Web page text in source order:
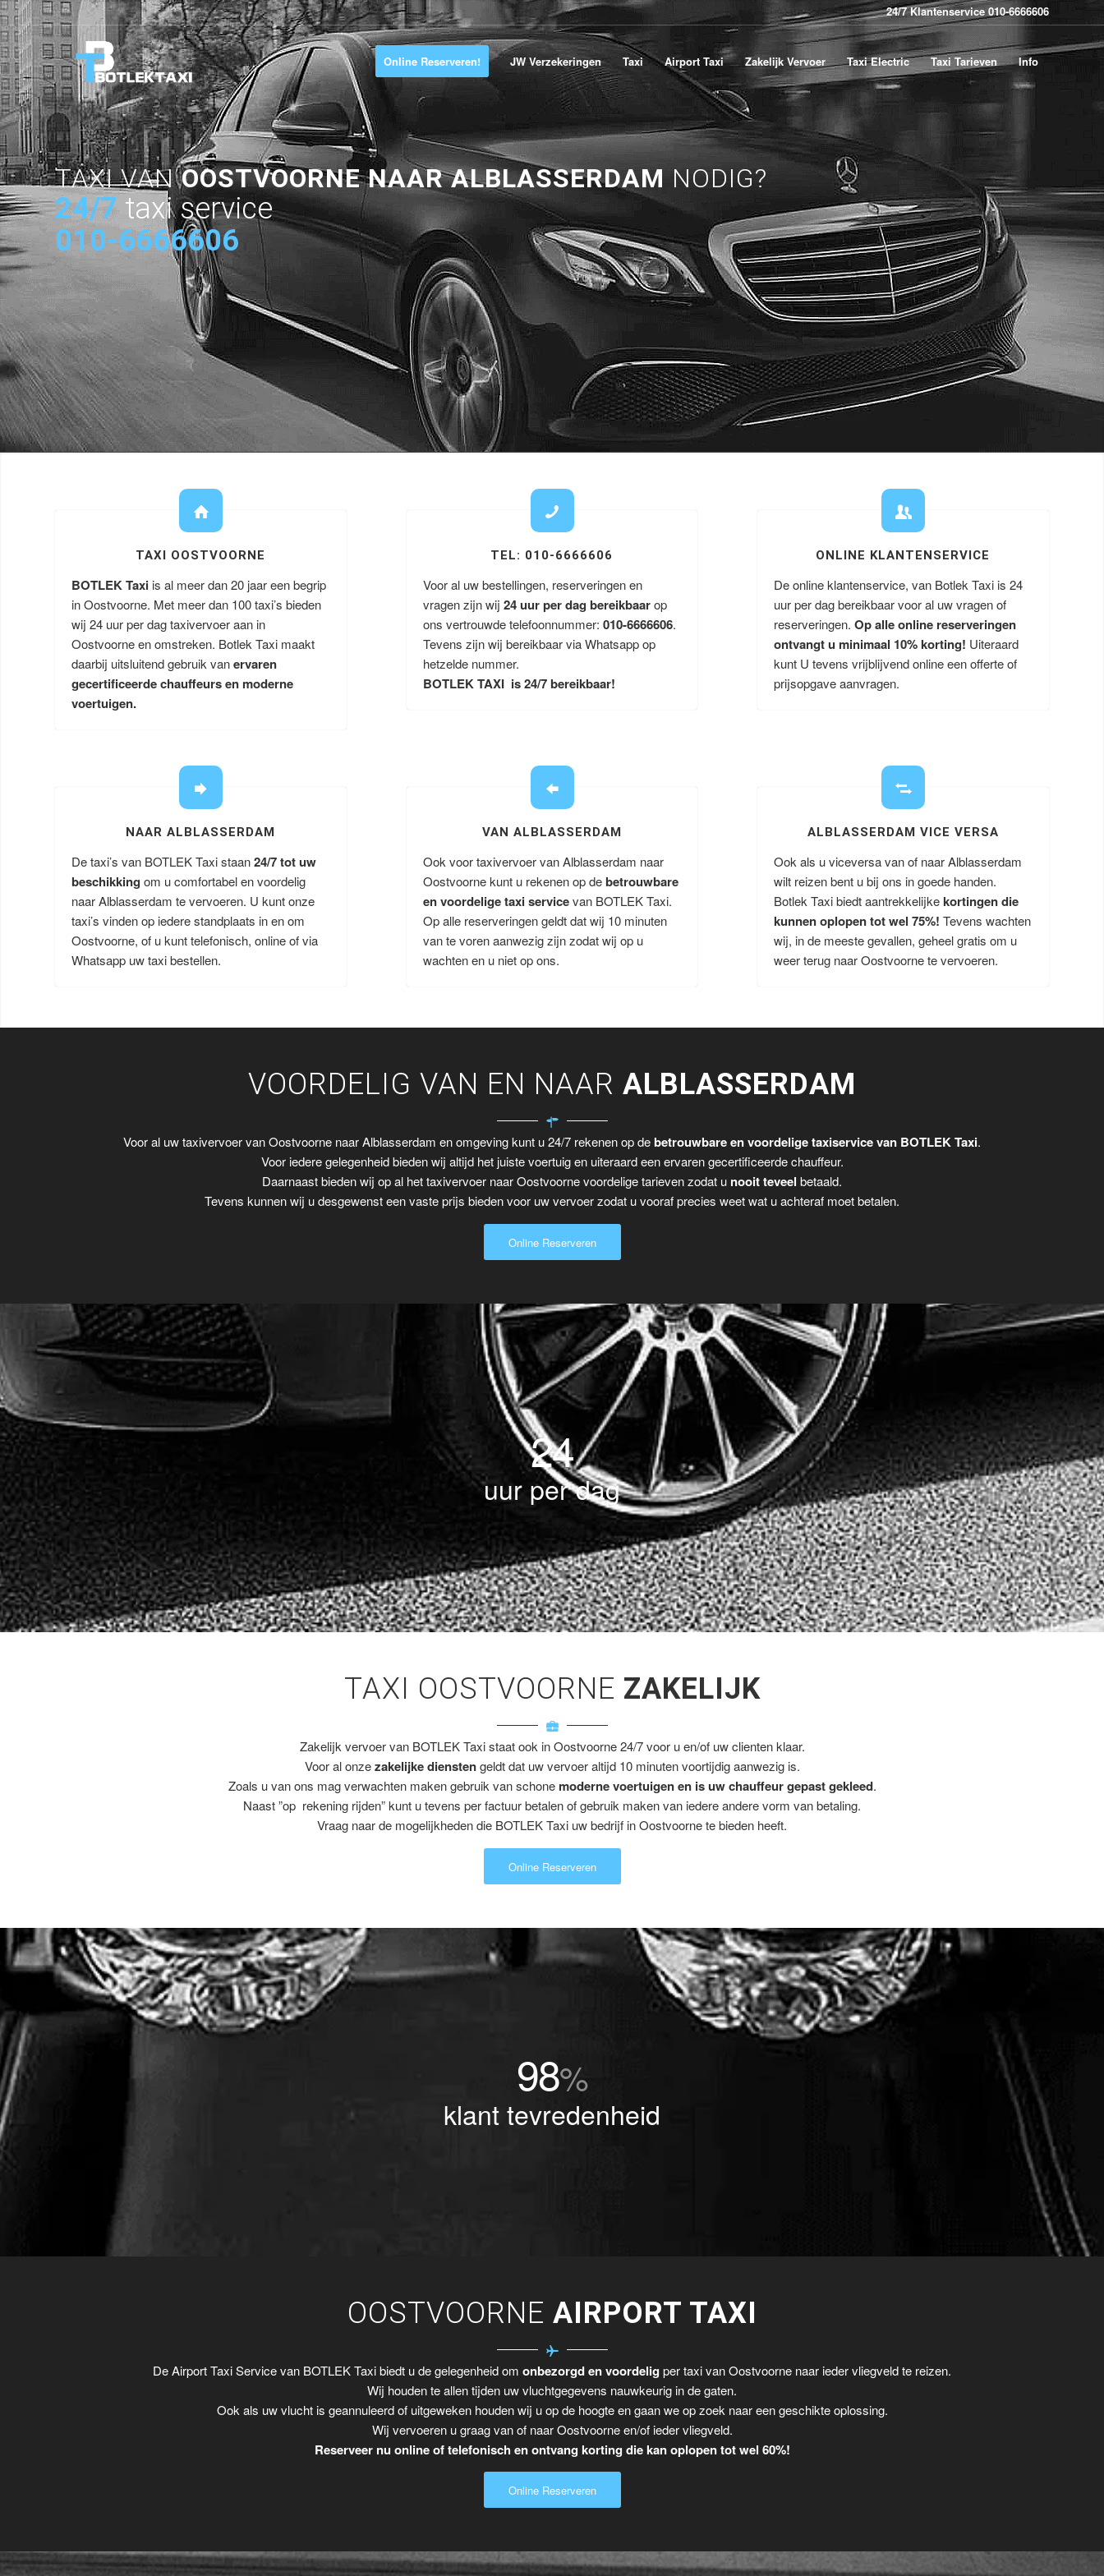
24/7 Klantenservice 010-6666606
Online Reserveren! JW Verzekeringen Taxi Airport Taxi Zakelijk Vervoer Taxi Electric Taxi Tarieven Info
TAXI VANOOSTVOORNE NAAR ALBLASSERDAM NODIG?
24/7 taxi service
010-6666606
TAXI OOSTVOORNE
BOTLEK Taxi is al meer dan 20 jaar een begrip
in Oostvoorne. Met meer dan 100 taxi’s bieden
wij 24 uur per dag taxivervoer aan in
Oostvoorne en omstreken. Botlek Taxi maakt
daarbij uitsluitend gebruik vanervaren
gecertificeerde chauffeurs en moderne
voertuigen.
TEL: 010-6666606
Voor al uw bestellingen, reserveringen en
vragen zijn wij 24 uur per dag bereikbaarop
ons vertrouwde telefoonnummer: 010-6666606.
Tevens zijn wij bereikbaar via Whatsapp op
hetzelde nummer.
BOTLEK TAXI is 24/7 bereikbaar!
ONLINE KLANTENSERVICE
De online klantenservice, van Botlek Taxi is 24
uur per dag bereikbaar voor al uw vragen of
reserveringen.Op alle online reserveringen
ontvangt u minimaal 10% korting! Uiteraard
kunt U tevens vrijblijvend online een offerte of
prijsopgave aanvragen.
NAAR ALBLASSERDAM
De taxi’s van BOTLEK Taxi staan24/7 tot uw
beschikking om u comfortabel en voordelig
naar Alblasserdam te vervoeren. U kunt onze
taxi’s vinden op iedere standplaats in en om
Oostvoorne, of u kunt telefonisch, online of via
Whatsapp uw taxi bestellen.
VAN ALBLASSERDAM
Ook voor taxivervoer van Alblasserdam naar
Oostvoorne kunt u rekenen op debetrouwbare
en voordelige taxi servicevan BOTLEK Taxi.
Op alle reserveringen geldt dat wij 10 minuten
van te voren aanwezig zijn zodat wij op u
wachten en u niet op ons.
ALBLASSERDAM VICE VERSA
Ook als u viceversa van of naar Alblasserdam
wilt reizen bent u bij ons in goede handen.
Botlek Taxi biedt aantrekkelijkekortingen die
kunnen oplopen tot wel 75%!Tevens wachten
wij, in de meeste gevallen, geheel gratis om u
weer terug naar Oostvoorne te vervoeren.
VOORDELIG VAN EN NAAR ALBLASSERDAM
Voor al uw taxivervoer van Oostvoorne naar Alblasserdam en omgeving kunt u 24/7 rekenen op debetrouwbare en voordelige taxiservice van BOTLEK Taxi.
Voor iedere gelegenheid bieden wij altijd het juiste voertuig en uiteraard een ervaren gecertificeerde chauffeur.
Daarnaast bieden wij op al het taxivervoer naar Oostvoorne voordelige tarieven zodat u nooit teveel betaald.
Tevens kunnen wij u desgewenst een vaste prijs bieden voor uw vervoer zodat u vooraf precies weet wat u achteraf moet betalen.
Online Reserveren
24
uur per dag
TAXI OOSTVOORNE ZAKELIJK
Zakelijk vervoer van BOTLEK Taxi staat ook in Oostvoorne 24/7 voor u en/of uw clienten klaar.
Voor al onzezakelijke dienstengeldt dat uw vervoer altijd 10 minuten voortijdig aanwezig is.
Zoals u van ons mag verwachten maken gebruik van schone moderne voertuigen en is uw chauffeur gepast gekleed.
Naast ”op rekening rijden” kunt u tevens per factuur betalen of gebruik maken van iedere andere vorm van betaling.
Vraag naar de mogelijkheden die BOTLEK Taxi uw bedrijf in Oostvoorne te bieden heeft.
Online Reserveren
98%
klant tevredenheid
OOSTVOORNE AIRPORT TAXI
De Airport Taxi Service van BOTLEK Taxi biedt u de gelegenheid om onbezorgd en voordelig per taxi van Oostvoorne naar ieder vliegveld te reizen.
Wij houden te allen tijden uw vluchtgegevens nauwkeurig in de gaten.
Ook als uw vlucht is geannuleerd of uitgeweken houden wij u op de hoogte en gaan we op zoek naar een geschikte oplossing.
Wij vervoeren u graag van of naar Oostvoorne en/of ieder vliegveld.
Reserveer nu online of telefonisch en ontvang korting die kan oplopen tot wel 60%!
Online Reserveren